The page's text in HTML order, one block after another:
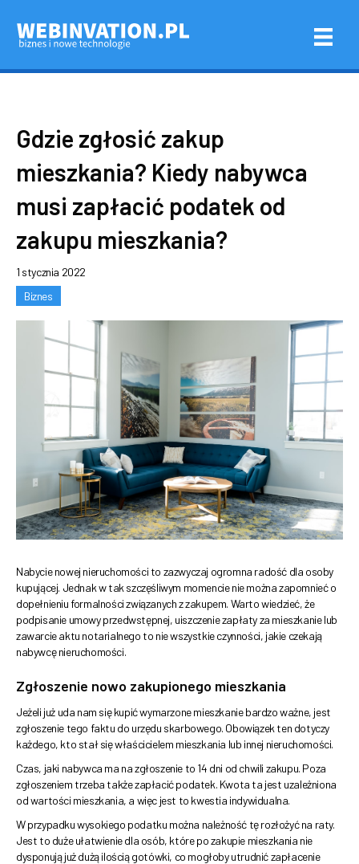
Gdzie zgłosić zakup
mieszkania? Kiedy nabywca
musi zapłacić podatek od
zakupu mieszkania?
1 stycznia 2022
Biznes
Nabycie nowej nieruchomości to zazwyczaj ogromna radość dla osoby
kupującej. Jednak w tak szczęśliwym momencie nie można zapomnieć o
dopełnieniu formalności związanych z zakupem. Warto wiedzieć, że
podpisanie umowy przedwstępnej, uiszczenie zapłaty za mieszkanie lub
zawarcie aktu notarialnego to nie wszystkie czynności, jakie czekają
nabywcę nieruchomości.
Zgłoszenie nowo zakupionego mieszkania
Jeżeli już uda nam się kupić wymarzone mieszkanie bardzo ważne, jest
zgłoszenie tego faktu do urzędu skarbowego. Obowiązek ten dotyczy
każdego, kto stał się właścicielem mieszkania lub innej nieruchomości.
Czas, jaki nabywca ma na zgłoszenie to 14 dni od chwili zakupu. Poza
zgłoszeniem trzeba także zapłacić podatek. Kwota ta jest uzależniona
od wartości mieszkania, a więc jest to kwestia indywidualna.
W przypadku wysokiego podatku można należność tę rozłożyć na raty.
Jest to duże ułatwienie dla osób, które po zakupie mieszkania nie
dysponują już dużą ilością gotówki, co mogłoby utrudnić zapłacenie